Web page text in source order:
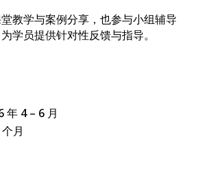
教学与案例分享，也参与小组辅导
学员提供针对性反馈与指导。
年 4 – 6 月
月